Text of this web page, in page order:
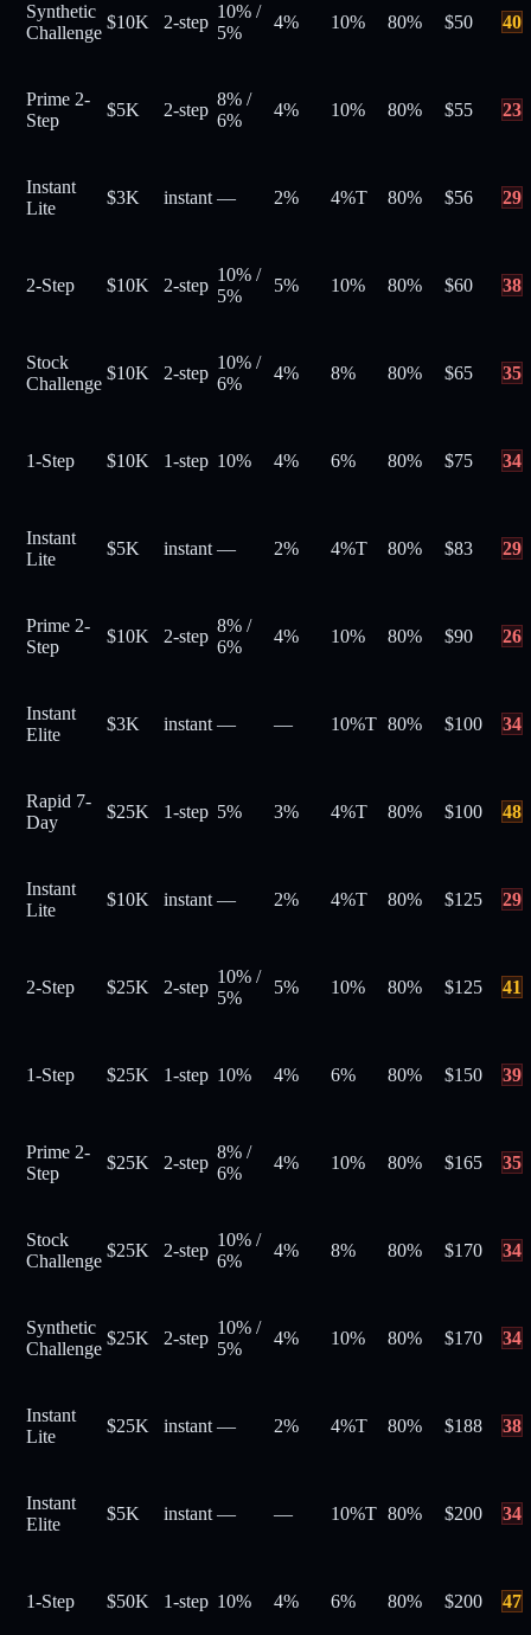
Synthetic
Challenge
$10K 2-step
10% /
5%
4% 10% 80% $50 40
Prime 2-
Step
$5K 2-step
8% /
6%
4% 10% 80% $55 23
Instant
Lite
$3K instant — 2% 4%T 80% $56 29
2-Step $10K 2-step
10% /
5%
5% 10% 80% $60 38
Stock
Challenge
$10K 2-step
10% /
6%
4% 8% 80% $65 35
1-Step $10K 1-step 10% 4% 6% 80% $75 34
Instant
Lite
$5K instant — 2% 4%T 80% $83 29
Prime 2-
Step
$10K 2-step
8% /
6%
4% 10% 80% $90 26
Instant
Elite
$3K instant — — 10%T 80% $100 34
Rapid 7-
Day
$25K 1-step 5% 3% 4%T 80% $100 48
Instant
Lite
$10K instant — 2% 4%T 80% $125 29
2-Step $25K 2-step
10% /
5%
5% 10% 80% $125 41
1-Step $25K 1-step 10% 4% 6% 80% $150 39
Prime 2-
Step
$25K 2-step
8% /
6%
4% 10% 80% $165 35
Stock
Challenge
$25K 2-step
10% /
6%
4% 8% 80% $170 34
Synthetic
Challenge
$25K 2-step
10% /
5%
4% 10% 80% $170 34
Instant
Lite
$25K instant — 2% 4%T 80% $188 38
Instant
Elite
$5K instant — — 10%T 80% $200 34
1-Step $50K 1-step 10% 4% 6% 80% $200 47